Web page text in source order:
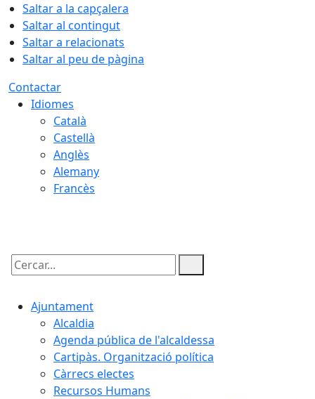
Saltar a la capçalera
Saltar al contingut
Saltar a relacionats
Saltar al peu de pàgina
Contactar
Idiomes
Català
Castellà
Anglès
Alemany
Francès
Cercar:
Ajuntament
Alcaldia
Agenda pública de l'alcaldessa
Cartipàs. Organització política
Càrrecs electes
Recursos Humans